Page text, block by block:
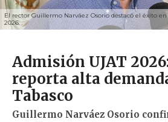
El rector Guillermo Narváez Osorio destacó el éxito
2026.
Admisión UJAT
reporta alta
Tabasco
Guillermo Narváez Osorio